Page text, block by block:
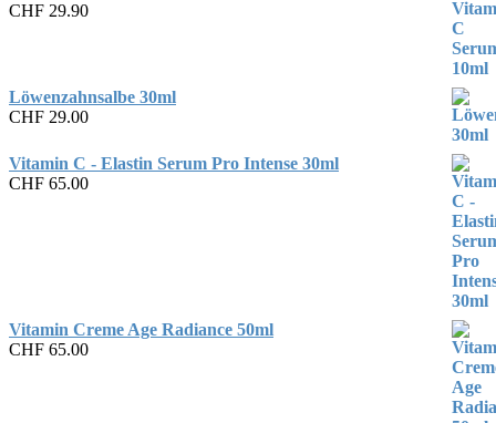
CHF 29.90
Löwenzahnsalbe 30ml
CHF 29.00
Vitamin C - Elastin Serum Pro Intense 30ml
CHF 65.00
Vitamin Creme Age Radiance 50ml
CHF 65.00